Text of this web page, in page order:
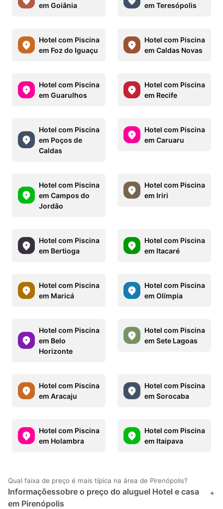
em Goiânia
em Teresópolis
Hotel com Piscina
em Foz do Iguaçu
Hotel com Piscina
em Caldas Novas
Hotel com Piscina
em Guarulhos
Hotel com Piscina
em Recife
Hotel com Piscina
em Poços de
Caldas
Hotel com Piscina
em Caruaru
Hotel com Piscina
em Campos do
Jordão
Hotel com Piscina
em Iriri
Hotel com Piscina
em Bertioga
Hotel com Piscina
em Itacaré
Hotel com Piscina
em Maricá
Hotel com Piscina
em Olímpia
Hotel com Piscina
em Belo
Horizonte
Hotel com Piscina
em Sete Lagoas
Hotel com Piscina
em Aracaju
Hotel com Piscina
em Sorocaba
Hotel com Piscina
em Holambra
Hotel com Piscina
em Itaipava
Qual faixa de preço é mais típica na área de Pirenópolis?
Informaçõessobre o preço do aluguel Hotel e casa
em Pirenópolis
+